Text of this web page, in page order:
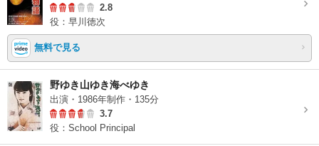
2.8
役：早川徳次
無料で見る
野ゆき山ゆき海べゆき
出演・1986年制作・135分
3.7
役：School Principal